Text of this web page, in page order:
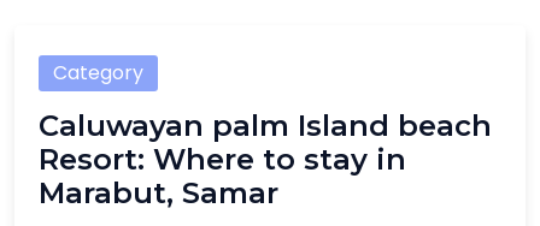
Category
Caluwayan palm Island beach
Resort: Where to stay in
Marabut, Samar